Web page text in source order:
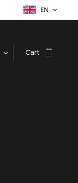
EN
Cart